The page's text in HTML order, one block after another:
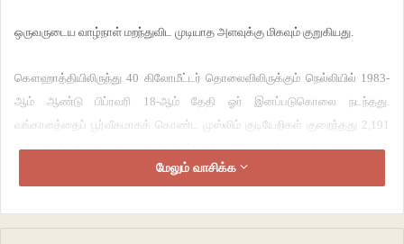
ஒருவருடைய வாழ்நாள் மறந்துவிட முடியாத அளவுக்கு மிகவும் குறுகியது.
கௌஹாத்தியிலிருந்து 40 கிலோமீட்டர் தொலைவிலிருக்கும் நெல்லியில் 1983-
ஆம் ஆண்டு பிப்ரவரி 18-ஆம் தேதி ஓர் இனப்படுகொலை நடந்தது.
வங்காளத்தைப் பூர்வீகமாகக் கொண்ட முஸ்லிம் குடியேறிகள் குறைந்தது 2,191
பேர் வெட்டிக் கொலை செய்யப்பட்டனர். 370 குழந்தைகள் அனாதைகள்
ஆக்கப்பட்டனர். 16 கிராமங்களிலிருந்த அந்த மக்களின் வீடுகள் அழிக்கப்பட்டன.
இந்தப் படுகொலையை விசாரிக்க நீதித்துறை ஆணையம் ஒன்று
மேலும் வாசிக்க